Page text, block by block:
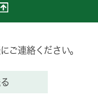
ご連絡ください。